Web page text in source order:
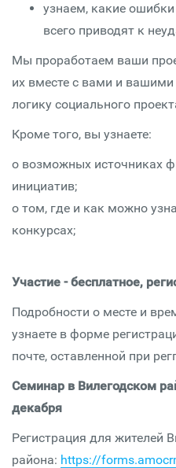
узнаем, какие
всего приводят к
Мы проработаем ваши
их вместе с вами и
логику социального
Кроме того, вы узнаете:
о возможных источниках
инициатив;
о том, где и как можно
конкурсах;
Участие - бесплатное,
Подробности о месте и
узнаете в форме
почте, оставленной при
Семинар в Вилегодском
декабря
Регистрация для жителей
района: https://